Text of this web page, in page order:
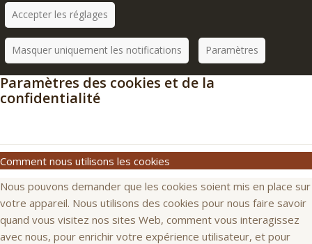
Accepter les réglages
Masquer uniquement les notifications Paramètres
Paramètres des cookies et de la
confidentialité
Comment nous utilisons les cookies
Nous pouvons demander que les cookies soient mis en place sur
votre appareil. Nous utilisons des cookies pour nous faire savoir
quand vous visitez nos sites Web, comment vous interagissez
avec nous, pour enrichir votre expérience utilisateur, et pour